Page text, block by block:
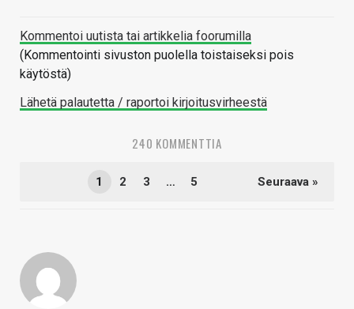
Kommentoi uutista tai artikkelia foorumilla
(Kommentointi sivuston puolella toistaiseksi pois
käytöstä)
Lähetä palautetta / raportoi kirjoitusvirheestä
240 KOMMENTTIA
1 2 3 … 5 Seuraava »